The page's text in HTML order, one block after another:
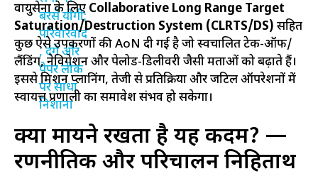
वायुसेना के लिए Collaborative Long Range Target
Saturation/Destruction System (CLRTS/DS) सहित
कुछ ऐसे उपकरणों की AoN दी गई है जो स्वचालित टेक-ऑफ/
लैंडिंग, नेविगेशन और पेलोड-डिलीवरी जैसी क्षमताओं को बढ़ाते हैं।
इससे मिशन प्लानिंग, तेजी से प्रतिक्रिया और जटिल ऑपरेशनों में
स्वायत्त प्रणाली का समावेश संभव हो सकेगा।
क्या मायने रखता है यह कदम? —
रणनीतिक और परिचालन निहितार्थ